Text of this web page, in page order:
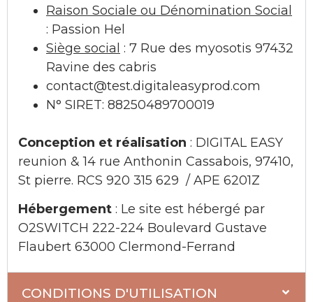
Raison Sociale ou Dénomination Social
: Passion Hel
Siège social : 7 Rue des myosotis 97432
Ravine des cabris
contact@test.digitaleasyprod.com
N° SIRET: 88250489700019
Conception et réalisation : DIGITAL EASY
reunion & 14 rue Anthonin Cassabois, 97410,
St pierre. RCS 920 315 629 / APE 6201Z
Hébergement : Le site est hébergé par
O2SWITCH 222-224 Boulevard Gustave
Flaubert 63000 Clermond-Ferrand
CONDITIONS D'UTILISATION